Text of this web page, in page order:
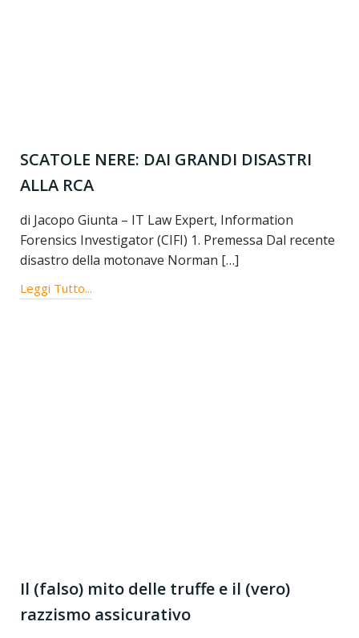
SCATOLE NERE: DAI GRANDI DISASTRI
ALLA RCA
di Jacopo Giunta – IT Law Expert, Information
Forensics Investigator (CIFI) 1. Premessa Dal recente
disastro della motonave Norman […]
Leggi Tutto...
Il (falso) mito delle truffe e il (vero)
razzismo assicurativo